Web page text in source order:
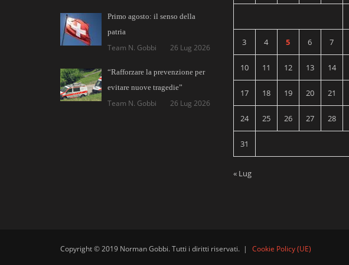
Primo agosto: il senso della
patria
Team N. Gobbi 26 Lug 2026
“Rafforzare la prevenzione per
evitare nuove tragedie”
Team N. Gobbi 26 Lug 2026
3 4 5 6 7
10 11 12 13 14
17 18 19 20 21
24 25 26 27 28
31
« Lug
Copyright © 2019 Norman Gobbi. Tutti i diritti riservati. | Cookie Policy (UE)